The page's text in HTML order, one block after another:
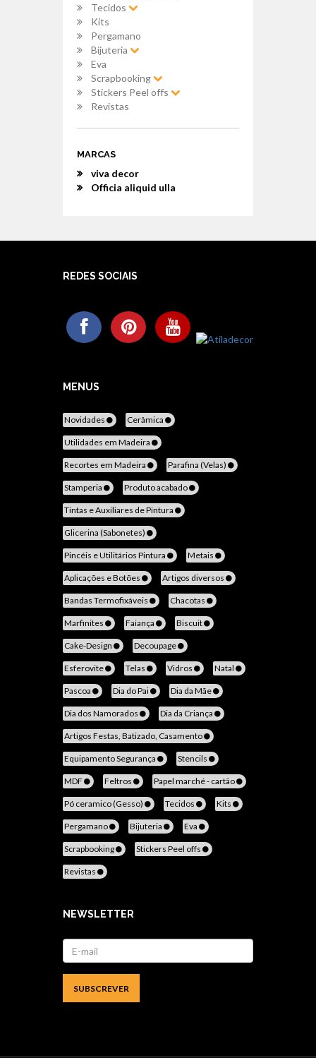
Tecidos
Kits
Pergamano
Bijuteria
Eva
Scrapbooking
Stickers Peel offs
Revistas
MARCAS
viva decor
Officia aliquid ulla
REDES SOCIAIS
MENUS
Novidades Cerâmica
Utilidades em Madeira
Recortes em Madeira Parafina (Velas)
Stamperia Produto acabado
Tintas e Auxiliares de Pintura
Glicerina (Sabonetes)
Pincéis e Utilitários Pintura Metais
Aplicações e Botões Artigos diversos
Bandas Termofixáveis Chacotas
Marfinites Faiança Biscuit
Cake-Design Decoupage
Esferovite Telas Vidros Natal
Pascoa Dia do Pai Dia da Mãe
Dia dos Namorados Dia da Criança
Artigos Festas, Batizado, Casamento
Equipamento Segurança Stencils
MDF Feltros Papel marché - cartão
Pó ceramico (Gesso) Tecidos Kits
Pergamano Bijuteria Eva
Scrapbooking Stickers Peel offs
Revistas
NEWSLETTER